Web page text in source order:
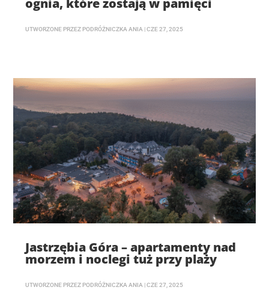
UTWORZONE PRZEZ PODRÓŻNICZKA ANIA |CZE 27, 2025
Jastrzębia Góra – apartamenty nad
morzem i noclegi tuż przy plaży
UTWORZONE PRZEZ PODRÓŻNICZKA ANIA |CZE 27, 2025